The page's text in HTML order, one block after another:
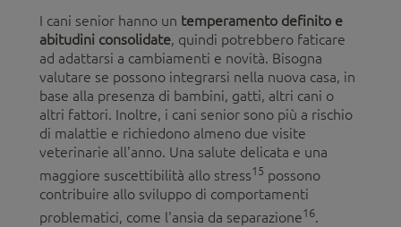
I cani senior hanno un temperamento definito e
abitudini consolidate, quindi potrebbero faticare
ad adattarsi a cambiamenti e novità. Bisogna
valutare se possono integrarsi nella nuova casa, in
base alla presenza di bambini, gatti, altri cani o
altri fattori. Inoltre, i cani senior sono più a rischio
di malattie e richiedono almeno due visite
veterinarie all'anno. Una salute delicata e una
maggiore suscettibilità allo stress15 possono
contribuire allo sviluppo di comportamenti
problematici, come l'ansia da separazione16.